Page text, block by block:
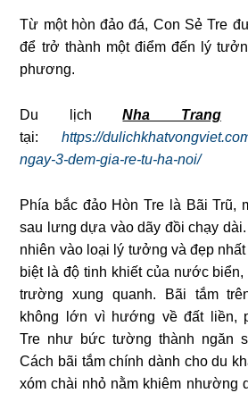
Từ một hòn đảo đá, Con Sẻ Tre
để trở thành một điểm đến lý
phương.
Du lịchNha Trang 4
tại: https://
ngay-3-dem-gia-re-tu-ha-noi/
Phía bắc đảo Hòn Tre là Bãi Trũ,
sau lưng dựa vào dãy đồi chạy
nhiên vào loại lý tưởng và đẹp
biệt là độ tinh khiết của nước
trường xung quanh. Bãi tắm
không lớn vì hướng về đất liền,
Tre như bức tường thành ngăn
Cách bãi tắm chính dành cho du
xóm chài nhỏ nằm khiêm nhường